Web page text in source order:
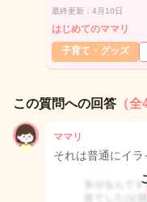
最終更新：4月10日
はじめてのママリ
子育て・グッズ
この質問への回答 （全
ママリ
それは普通にイ